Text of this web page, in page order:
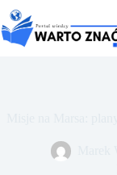
do
treści